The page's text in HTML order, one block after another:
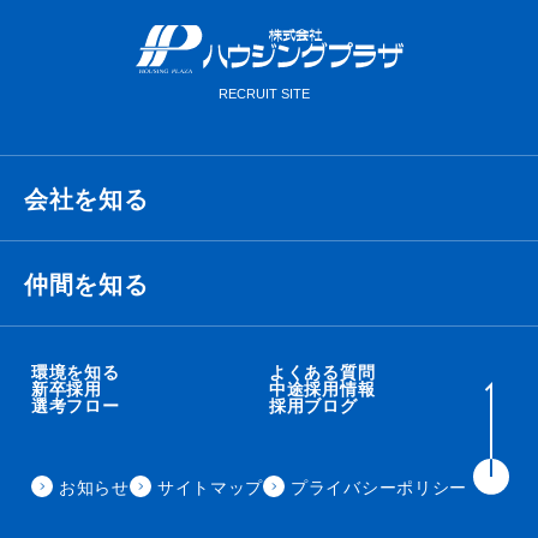
会社を知る
経営理念・ビジョン・ミッション
職種紹介
事業内容
仲間を知る
衛藤 侑也
住田 秀昭
環境を知る よくある質問
新卒採用 中途採用情報
選考フロー 採用ブログ
お知らせ サイトマップ プライバシーポリシー